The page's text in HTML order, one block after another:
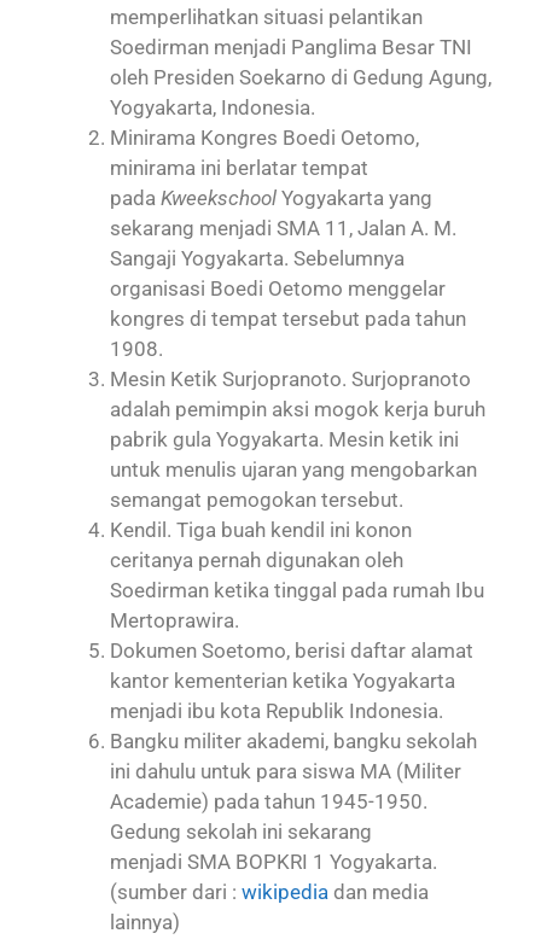
memperlihatkan situasi pelantikan
Soedirman menjadi Panglima Besar TNI
oleh Presiden Soekarno di Gedung Agung,
Yogyakarta, Indonesia.
Minirama Kongres Boedi Oetomo,
minirama ini berlatar tempat
pada Kweekschool Yogyakarta yang
sekarang menjadi SMA 11, Jalan A. M.
Sangaji Yogyakarta. Sebelumnya
organisasi Boedi Oetomo menggelar
kongres di tempat tersebut pada tahun
1908.
Mesin Ketik Surjopranoto. Surjopranoto
adalah pemimpin aksi mogok kerja buruh
pabrik gula Yogyakarta. Mesin ketik ini
untuk menulis ujaran yang mengobarkan
semangat pemogokan tersebut.
Kendil. Tiga buah kendil ini konon
ceritanya pernah digunakan oleh
Soedirman ketika tinggal pada rumah Ibu
Mertoprawira.
Dokumen Soetomo, berisi daftar alamat
kantor kementerian ketika Yogyakarta
menjadi ibu kota Republik Indonesia.
Bangku militer akademi, bangku sekolah
ini dahulu untuk para siswa MA (Militer
Academie) pada tahun 1945-1950.
Gedung sekolah ini sekarang
menjadi SMA BOPKRI 1 Yogyakarta.
(sumber dari : wikipedia dan media
lainnya)